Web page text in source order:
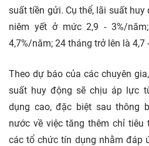
suất tiền gửi. Cụ thể, lãi suất
niêm yết ở mức 2,9 - 3%/
4,7%/năm; 24 tháng trở lên là 4,7
Theo dự báo của các chuyên
suất huy động sẽ chịu áp lực
dụng cao, đặc biệt sau thông
nước về việc tăng thêm chỉ
các tổ chức tín dụng nhằm đáp